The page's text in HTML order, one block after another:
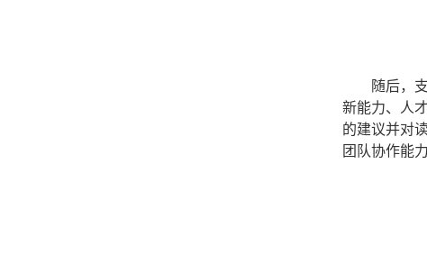
随后，
新能力、人
的建议并对
团队协作能